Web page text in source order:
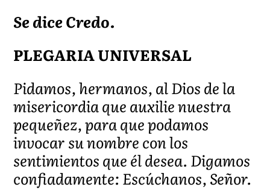
Se dice Credo.
PLEGARIA UNIVERSAL
Pidamos, hermanos, al Dios de la
misericordia que auxilie nuestra
pequeñez, para que podamos
invocar su nombre con los
sentimientos que él desea. Digamos
confiadamente: Escúchanos, Señor.